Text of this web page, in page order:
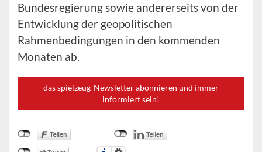
Bundesregierung sowie andererseits von der
Entwicklung der geopolitischen
Rahmenbedingungen in den kommenden
Monaten ab.
das spielzeug-Newsletter abonnieren und immer
informiert sein!